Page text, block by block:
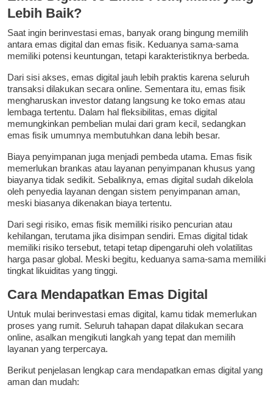
Lebih Baik?
Saat ingin berinvestasi emas, banyak orang bingung memilih
antara emas digital dan emas fisik. Keduanya sama-sama
memiliki potensi keuntungan, tetapi karakteristiknya berbeda.
Dari sisi akses, emas digital jauh lebih praktis karena seluruh
transaksi dilakukan secara online. Sementara itu, emas fisik
mengharuskan investor datang langsung ke toko emas atau
lembaga tertentu. Dalam hal fleksibilitas, emas digital
memungkinkan pembelian mulai dari gram kecil, sedangkan
emas fisik umumnya membutuhkan dana lebih besar.
Biaya penyimpanan juga menjadi pembeda utama. Emas fisik
memerlukan brankas atau layanan penyimpanan khusus yang
biayanya tidak sedikit. Sebaliknya, emas digital sudah dikelola
oleh penyedia layanan dengan sistem penyimpanan aman,
meski biasanya dikenakan biaya tertentu.
Dari segi risiko, emas fisik memiliki risiko pencurian atau
kehilangan, terutama jika disimpan sendiri. Emas digital tidak
memiliki risiko tersebut, tetapi tetap dipengaruhi oleh volatilitas
harga pasar global. Meski begitu, keduanya sama-sama memiliki
tingkat likuiditas yang tinggi.
Cara Mendapatkan Emas Digital
Untuk mulai berinvestasi emas digital, kamu tidak memerlukan
proses yang rumit. Seluruh tahapan dapat dilakukan secara
online, asalkan mengikuti langkah yang tepat dan memilih
layanan yang terpercaya.
Berikut penjelasan lengkap cara mendapatkan emas digital yang
aman dan mudah: